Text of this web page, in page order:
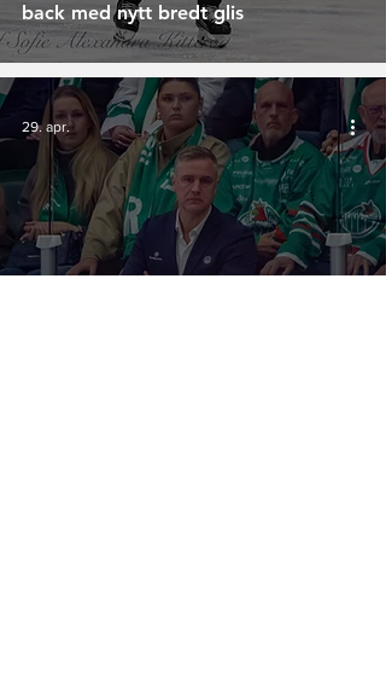
back med nytt bredt glis
29. apr.